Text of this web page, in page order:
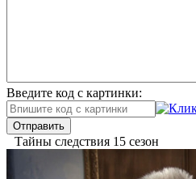
Введите код с картинки:
Отправить
Тайны следствия 15 сезон